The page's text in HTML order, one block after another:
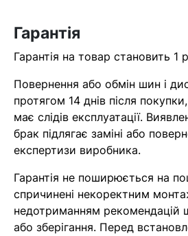
Гарантія
Гарантія на товар становить 1
Повернення або обмін шин і
протягом 14 днів після
має слідів експлуатації.
брак підлягає заміні або
експертизи виробника.
Гарантія не поширюється на
спричинені некоректним
недотриманням рекомендацій
або зберігання. Перед